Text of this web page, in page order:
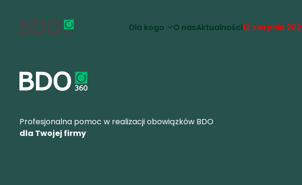
Dla kogo O nasAktualności12 sierpnia
Profesjonalna pomoc w realizacji obowiązków BDO
dla Twojej firmy